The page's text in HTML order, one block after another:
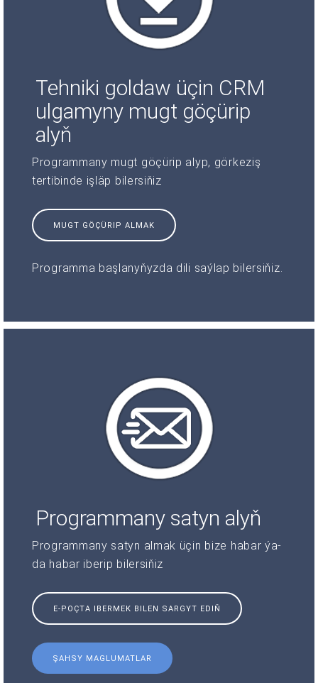
Tehniki goldaw üçin CRM
ulgamyny mugt göçürip
alyň
Programmany mugt göçürip alyp, görkeziş
tertibinde işläp bilersiňiz
MUGT GÖÇÜRIP ALMAK
Programma başlanyňyzda dili saýlap bilersiňiz.
Programmany satyn alyň
Programmany satyn almak üçin bize habar ýa-
da habar iberip bilersiňiz
E-POÇTA IBERMEK BILEN SARGYT EDIŇ
ŞAHSY MAGLUMATLAR